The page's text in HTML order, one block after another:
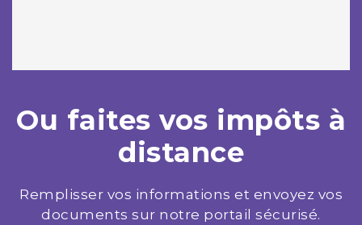
Ou faites vos impôts à
distance
Remplisser vos informations et envoyez vos
documents sur notre portail sécurisé.